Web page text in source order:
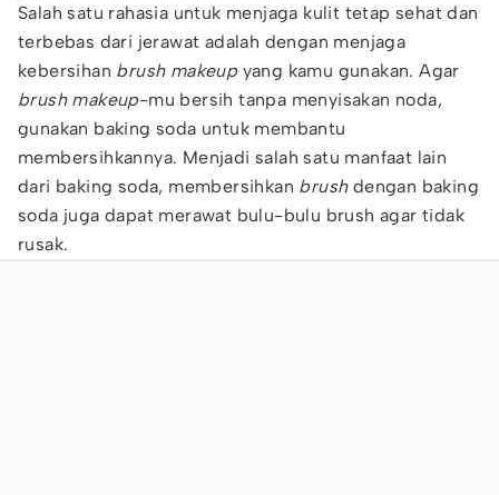
Salah satu rahasia untuk menjaga kulit tetap sehat dan
terbebas dari jerawat adalah dengan menjaga
kebersihan brush makeup yang kamu gunakan. Agar
brush makeup-mu bersih tanpa menyisakan noda,
gunakan baking soda untuk membantu
membersihkannya. Menjadi salah satu manfaat lain
dari baking soda, membersihkan brush dengan baking
soda juga dapat merawat bulu-bulu brush agar tidak
rusak.